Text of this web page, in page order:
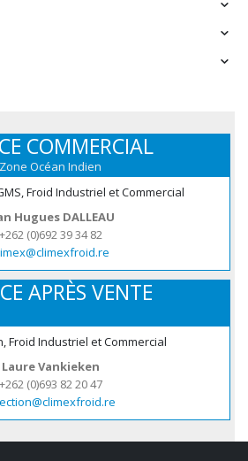
COMMERCIAL
Zone Océan Indien
Froid Industriel et Commercial
Hugues DALLEAU
+262 (0)692 39 34 82
APRÈS VENTE
Froid Industriel et Commercial
Laure Vankieken
+262 (0)693 82 20 47